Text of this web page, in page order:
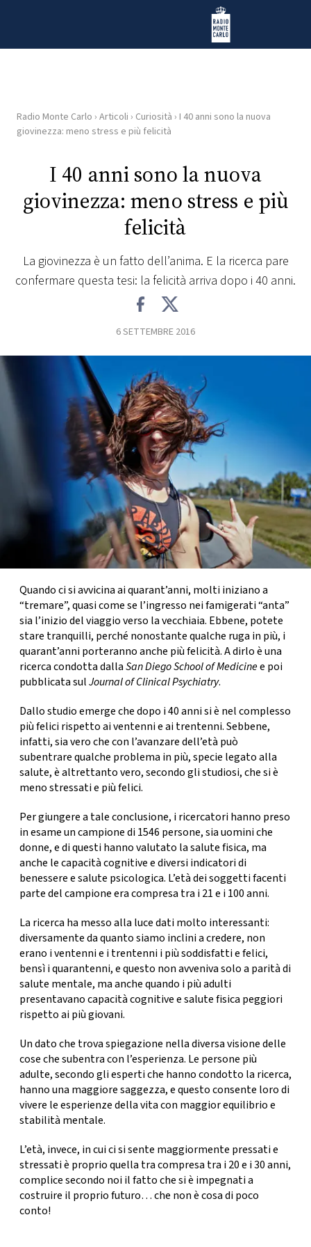
Radio Monte Carlo
HOME
RADIO
WEB
RADIO
PLAYLIST
CONCORSI
EVENTI
TV
PRINCIPATO
MONACO
RMC
CONSIGLIA
Radio Monte Carlo › Articoli › Curiosità › I 40 anni sono la nuova
giovinezza: meno stress e più felicità
I 40 anni sono la nuova
giovinezza: meno stress e più
felicità
La giovinezza è un fatto dell’anima. E la ricerca pare
confermare questa tesi: la felicità arriva dopo i 40 anni.
6 SETTEMBRE 2016
Quando ci si avvicina ai quarant’anni, molti iniziano a
“tremare”, quasi come se l’ingresso nei famigerati “anta”
sia l’inizio del viaggio verso la vecchiaia. Ebbene, potete
stare tranquilli, perché nonostante qualche ruga in più, i
quarant’anni porteranno anche più felicità. A dirlo è una
ricerca condotta dallaSan Diego School of Medicinee poi
pubblicata sulJournal of Clinical Psychiatry.
Dallo studio emerge che dopo i 40 anni si è nel complesso
più felici rispetto ai ventenni e ai trentenni. Sebbene,
infatti, sia vero che con l’avanzare dell’età può
subentrare qualche problema in più, specie legato alla
salute, è altrettanto vero, secondo gli studiosi, che si è
meno stressati e più felici.
Per giungere a tale conclusione, i ricercatori hanno preso
in esame un campione di 1546 persone, sia uomini che
donne, e di questi hanno valutato lasalute fisica, ma
anche lecapacità cognitivee diversi indicatori di
benessere e salute psicologica. L’età dei soggetti facenti
parte del campione eracompresa tra i 21 e i 100 anni.
La ricerca ha messo alla luce dati molto interessanti:
diversamente da quanto siamo inclini a credere, non
erano i ventenni e i trentenni i più soddisfatti e felici,
bensì i quarantenni, e questo non avveniva solo a parità di
salute mentale, ma anche quando i più adulti
presentavano capacità cognitive e salute fisica peggiori
rispetto ai più giovani.
Un dato che trova spiegazione nella diversa visione delle
cose che subentra con l’esperienza. Le persone più
adulte, secondo gli esperti che hanno condotto la ricerca,
hanno una maggiore saggezza, e questo consente loro di
vivere le esperienze della vita con maggior equilibrio e
stabilità mentale.
L’età, invece, in cui cisi sente maggiormente pressati e
stressatiè proprio quella tra compresa tra i 20 e i 30 anni,
complice secondo noi il fatto che si è impegnati a
costruire il proprio futuro… che non è cosa di poco
conto!